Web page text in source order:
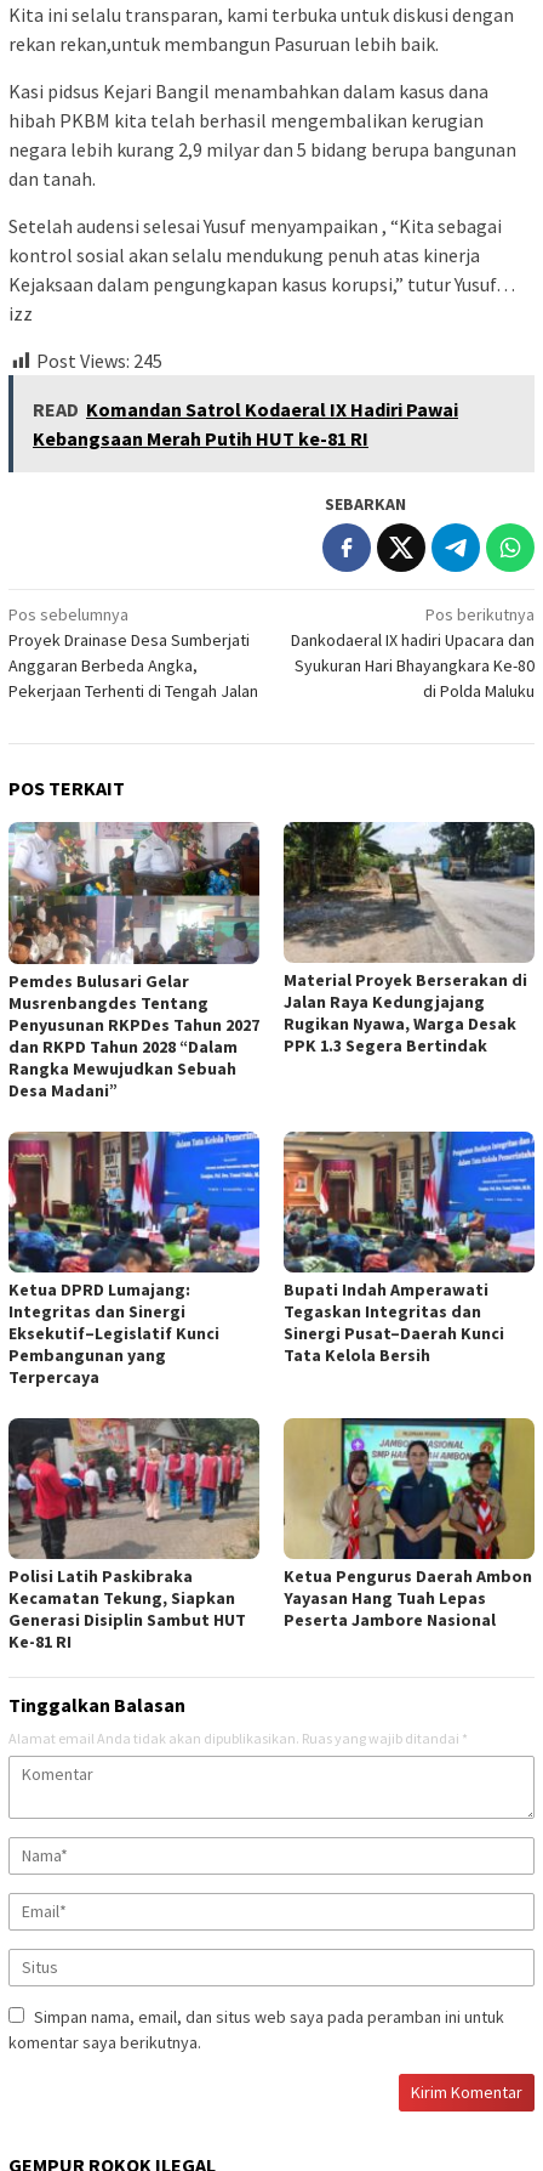
Kita ini selalu transparan, kami terbuka untuk diskusi dengan
rekan rekan,untuk membangun Pasuruan lebih baik.
Kasi pidsus Kejari Bangil menambahkan dalam kasus dana
hibah PKBM kita telah berhasil mengembalikan kerugian
negara lebih kurang 2,9 milyar dan 5 bidang berupa bangunan
dan tanah.
Setelah audensi selesai Yusuf menyampaikan , “Kita sebagai
kontrol sosial akan selalu mendukung penuh atas kinerja
Kejaksaan dalam pengungkapan kasus korupsi,” tutur Yusuf…
izz
Post Views: 245
READ Komandan Satrol Kodaeral IX Hadiri Pawai
Kebangsaan Merah Putih HUT ke-81 RI
SEBARKAN
Navigasi
pos
Pos sebelumnya
Proyek Drainase Desa Sumberjati
Anggaran Berbeda Angka,
Pekerjaan Terhenti di Tengah Jalan
Pos berikutnya
Dankodaeral IX hadiri Upacara dan
Syukuran Hari Bhayangkara Ke-80
di Polda Maluku
POS TERKAIT
Pemdes Bulusari Gelar
Musrenbangdes Tentang
Penyusunan RKPDes Tahun 2027
dan RKPD Tahun 2028 “Dalam
Rangka Mewujudkan Sebuah
Desa Madani”
Material Proyek Berserakan di
Jalan Raya Kedungjajang
Rugikan Nyawa, Warga Desak
PPK 1.3 Segera Bertindak
Ketua DPRD Lumajang:
Integritas dan Sinergi
Eksekutif–Legislatif Kunci
Pembangunan yang
Terpercaya
Bupati Indah Amperawati
Tegaskan Integritas dan
Sinergi Pusat–Daerah Kunci
Tata Kelola Bersih
Polisi Latih Paskibraka
Kecamatan Tekung, Siapkan
Generasi Disiplin Sambut HUT
Ke-81 RI
Ketua Pengurus Daerah Ambon
Yayasan Hang Tuah Lepas
Peserta Jambore Nasional
Tinggalkan Balasan
Alamat email Anda tidak akan dipublikasikan. Ruas yang wajib ditandai *
Simpan nama, email, dan situs web saya pada peramban ini untuk
komentar saya berikutnya.
GEMPUR ROKOK ILEGAL